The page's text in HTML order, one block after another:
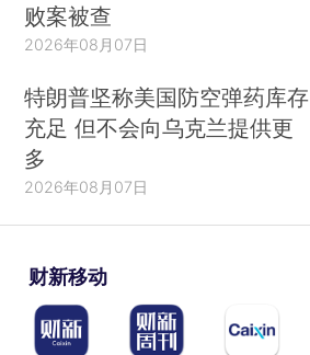
败案被查
2026年08月07日
特朗普坚称美国防空弹药库存
充足 但不会向乌克兰提供更
多
2026年08月07日
财新移动